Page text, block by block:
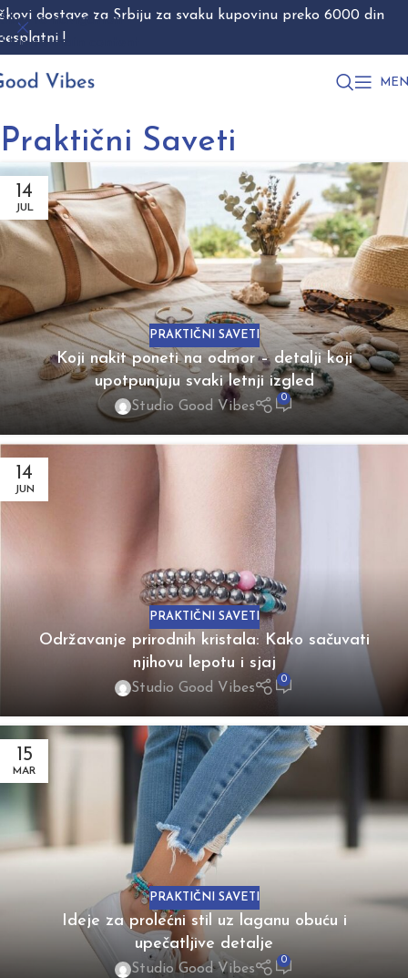
Skip to navigation
Skip to main content
Praktični Saveti
14
JUL
PRAKTIČNI SAVETI
Koji nakit poneti na odmor – detalji koji
upotpunjuju svaki letnji izgled
Studio Good Vibes
0
14
JUN
PRAKTIČNI SAVETI
Održavanje prirodnih kristala: Kako sačuvati
njihovu lepotu i sjaj
Studio Good Vibes
0
15
MAR
PRAKTIČNI SAVETI
Ideje za prolećni stil uz laganu obuću i
upečatljive detalje
Studio Good Vibes
0
dostave za Srbiju za svaku kupovinu preko 6000 din
!